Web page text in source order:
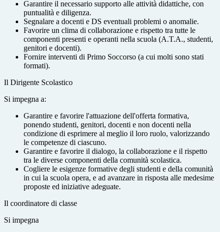
Garantire il necessario supporto alle attività didattiche, con
puntualità e diligenza.
Segnalare a docenti e DS eventuali problemi o anomalie.
Favorire un clima di collaborazione e rispetto tra tutte le
componenti presenti e operanti nella scuola (A.T.A., studenti,
genitori e docenti).
Fornire interventi di Primo Soccorso (a cui molti sono stati
formati).
Il Dirigente Scolastico
Si impegna a:
Garantire e favorire l'attuazione dell'offerta formativa,
ponendo studenti, genitori, docenti e non docenti nella
condizione di esprimere al meglio il loro ruolo, valorizzando
le competenze di ciascuno.
Garantire e favorire il dialogo, la collaborazione e il rispetto
tra le diverse componenti della comunità scolastica.
Cogliere le esigenze formative degli studenti e della comunità
in cui la scuola opera, e ad avanzare in risposta alle medesime
proposte ed iniziative adeguate.
Il coordinatore di classe
Si impegna